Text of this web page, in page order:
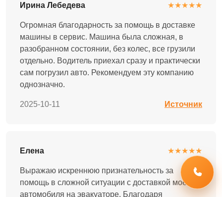
Ирина Лебедева ★★★★★
Огромная благодарность за помощь в доставке
машины в сервис. Машина была сложная, в
разобранном состоянии, без колес, все грузили
отдельно. Водитель приехал сразу и практически
сам погрузил авто. Рекомендуем эту компанию
однозначно.
2025-10-11 Источник
Елена ★★★★★
Выражаю искреннюю признательность за
помощь в сложной ситуации с доставкой моего
автомобиля на эвакуаторе. Благодаря